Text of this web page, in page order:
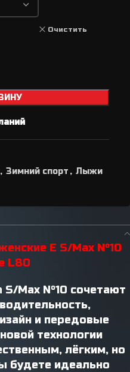
Очистить
, Зимний спорт , Лыжи
E S/Max N°10
L80
Max N°10 сочетают
и передовые
технологии
лёгким, но
будете идеально